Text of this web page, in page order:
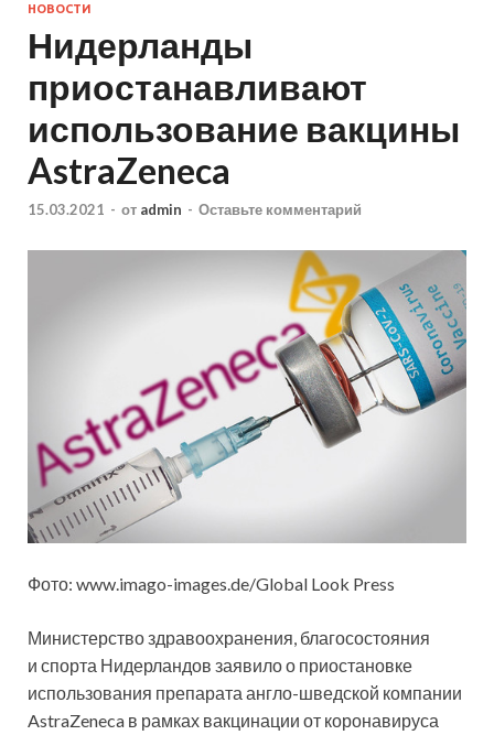
НОВОСТИ
Нидерланды
приостанавливают
использование вакцины
AstraZeneca
15.03.2021 - от admin - Оставьте комментарий
Фото: www.imago-images.de/Global Look Press
Министерство здравоохранения, благосостояния
и спорта Нидерландов заявило о приостановке
использования препарата англо-шведской компании
AstraZeneca в рамках вакцинации от коронавируса